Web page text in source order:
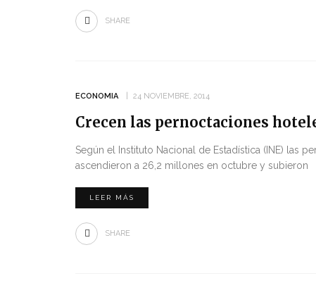
SHARE
ECONOMIA 24 NOVIEMBRE, 2014
Crecen las pernoctaciones
Según el Instituto Nacional de Estadística (INE) las
ascendieron a 26,2 millones en octubre y subieron
LEER MÁS
SHARE